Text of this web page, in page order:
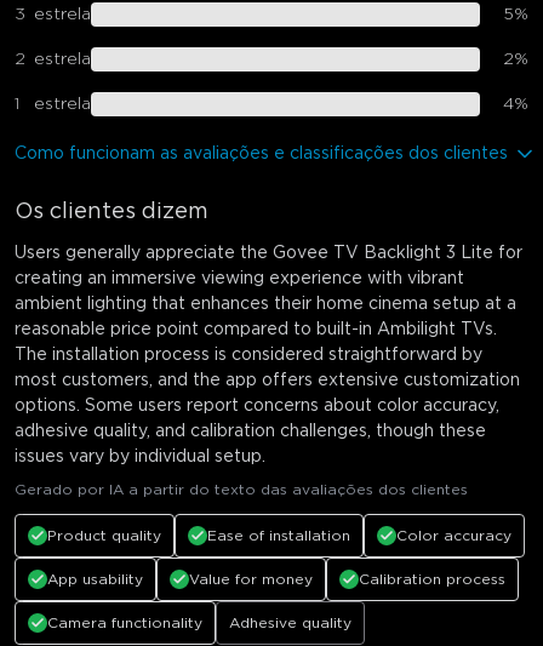
3 estrela 5%
2 estrela 2%
1 estrela 4%
Como funcionam as avaliações e classificações dos clientes
Os clientes dizem
Users generally appreciate the Govee TV Backlight 3 Lite for
creating an immersive viewing experience with vibrant
ambient lighting that enhances their home cinema setup at a
reasonable price point compared to built-in Ambilight TVs.
The installation process is considered straightforward by
most customers, and the app offers extensive customization
options. Some users report concerns about color accuracy,
adhesive quality, and calibration challenges, though these
issues vary by individual setup.
Gerado por IA a partir do texto das avaliações dos clientes
Product quality Ease of installation Color accuracy
App usability Value for money Calibration process
Camera functionality Adhesive quality